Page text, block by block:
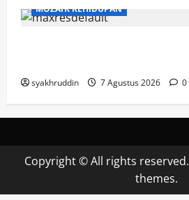
MOZAIK KEHIDUPAN
syakhruddin 7 Agustus 2026 0
Copyright © All rights reserved.
themes.